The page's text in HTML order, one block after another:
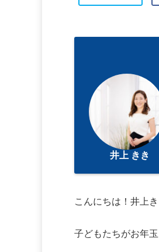
井上 きき
こんにちは！井上き
子どもたちがお年